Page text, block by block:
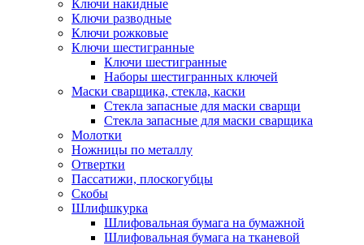
Ключи накидные
Ключи разводные
Ключи рожковые
Ключи шестигранные
Ключи шестигранные
Наборы шестигранных ключей
Маски сварщика, стекла, каски
Стекла запасные для маски сварщи
Стекла запасные для маски сварщика
Молотки
Ножницы по металлу
Отвертки
Пассатижи, плоскогубцы
Скобы
Шлифшкурка
Шлифовальная бумага на бумажной
Шлифовальная бумага на тканевой